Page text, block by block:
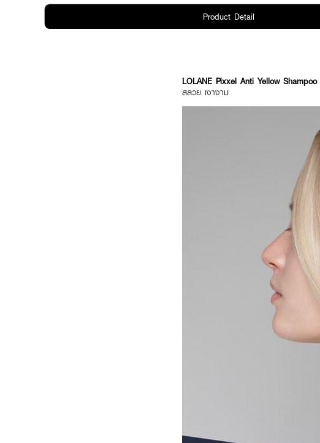
Product Detail
LOLANE Pixxel Anti Yellow Shampoo
สลวย เงางาม